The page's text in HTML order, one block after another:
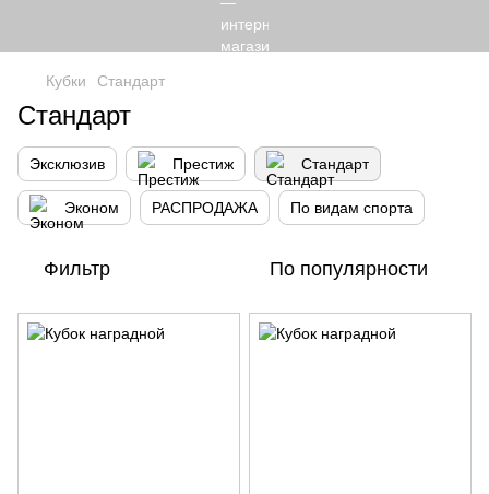
Кубки Стандарт
Стандарт
Эксклюзив Престиж Стандарт
Эконом РАСПРОДАЖА По видам спорта
Фильтр По популярности